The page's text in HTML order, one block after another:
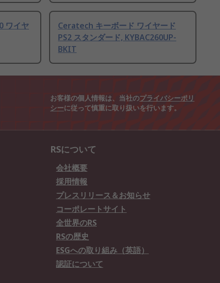
ワイヤ
Ceratech キーボード ワイヤード
PS2 スタンダード, KYBAC260UP-
BKIT
お客様の個人情報は、当社のプライバシーポリ
シーに従って慎重に取り扱いを行います。
RSについて
会社概要
採用情報
プレスリリース＆お知らせ
コーポレートサイト
全世界のRS
RSの歴史
ESGへの取り組み（英語）
認証について